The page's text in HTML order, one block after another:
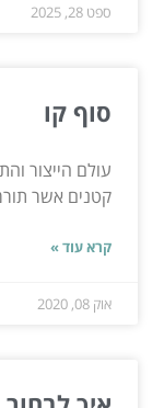
ספט 28, 2025
סוף קו
עולם הייצור
קטנים אשר
קרא עוד »
אוק 08, 2020